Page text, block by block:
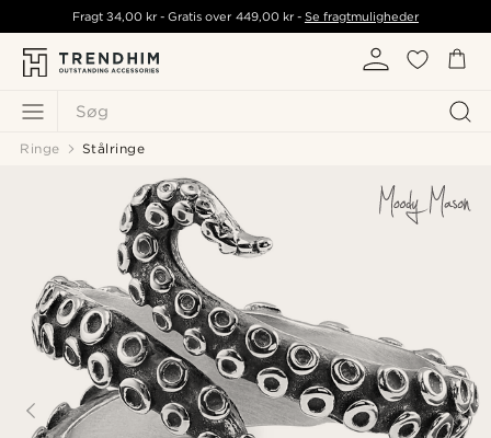
Søg
Fragt34,00 kr - Gratis over 449,00 kr- Se fragtmuligheder
Ringe Stålringe